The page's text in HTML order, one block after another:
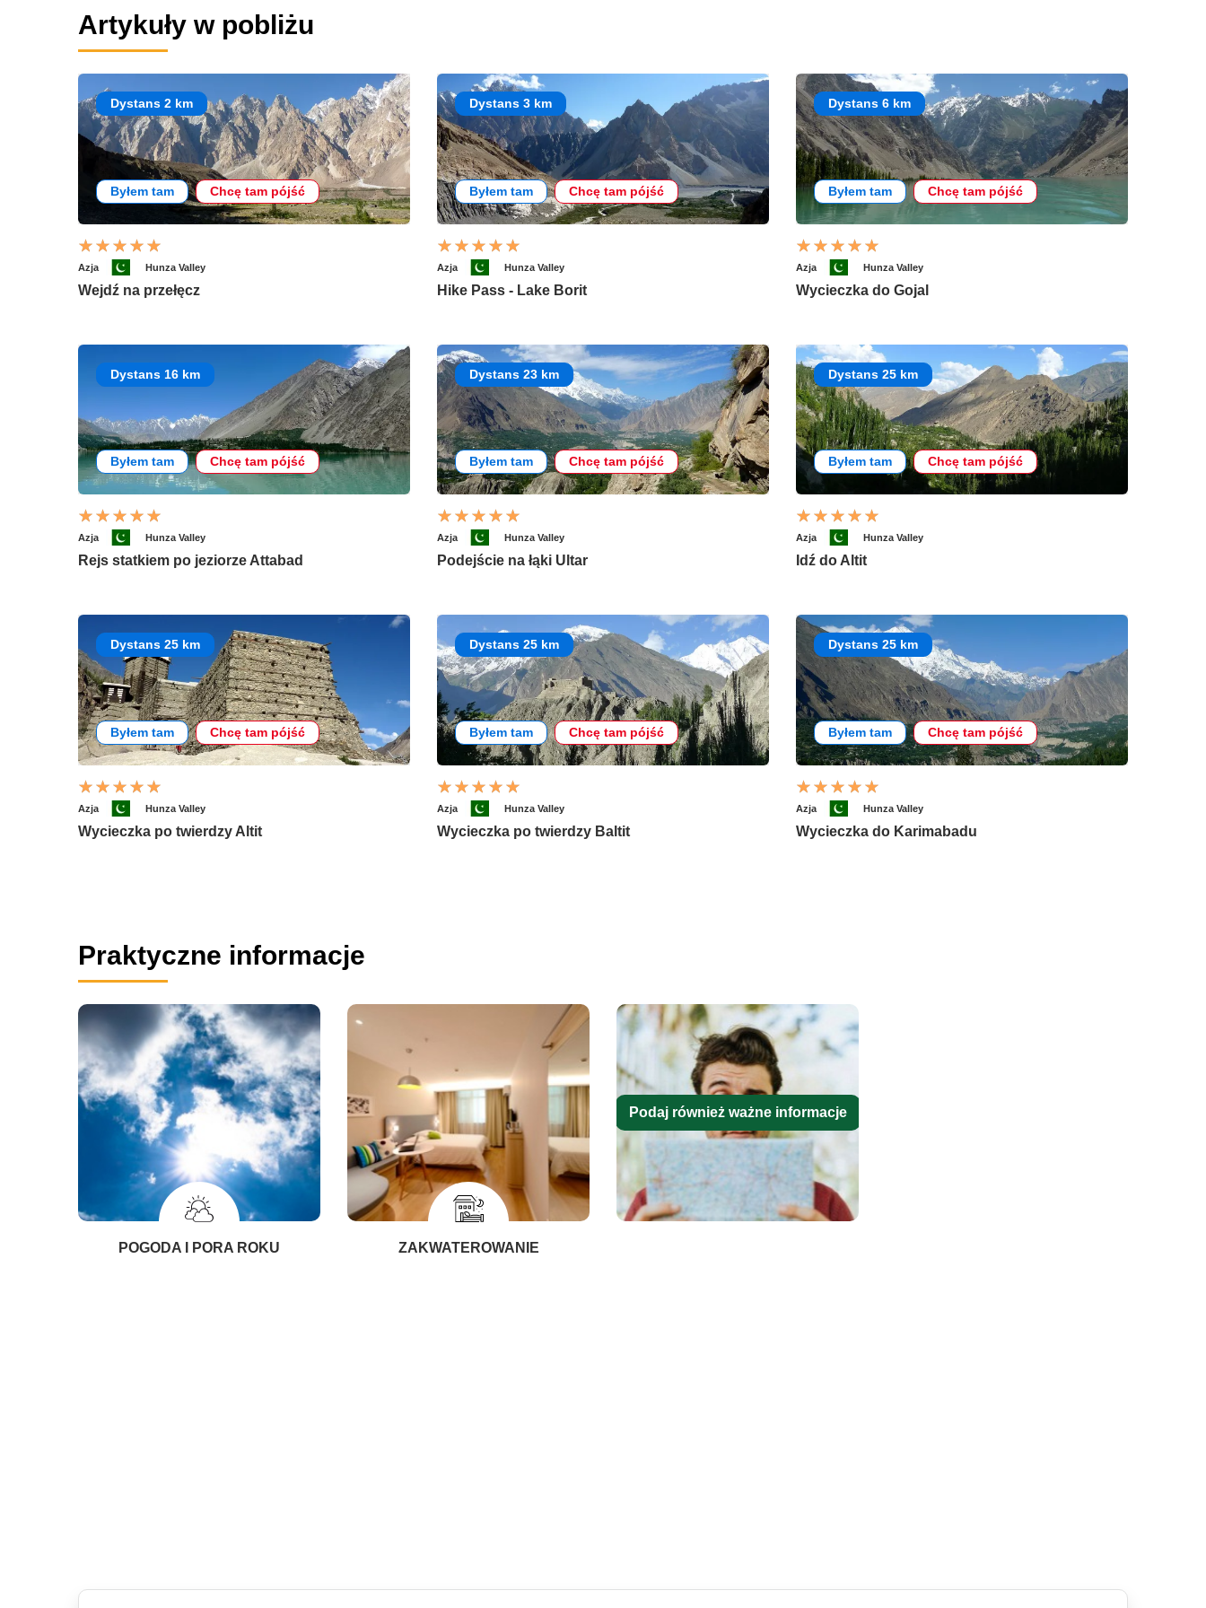
Artykuły w pobliżu
Dystans 2 km
Byłem tam Chcę tam pójść
Azja Hunza Valley
Wejdź na przełęcz
Dystans 3 km
Byłem tam Chcę tam pójść
Azja Hunza Valley
Hike Pass - Lake Borit
Dystans 6 km
Byłem tam Chcę tam pójść
Azja Hunza Valley
Wycieczka do Gojal
Dystans 16 km
Byłem tam Chcę tam pójść
Azja Hunza Valley
Rejs statkiem po jeziorze Attabad
Dystans 23 km
Byłem tam Chcę tam pójść
Azja Hunza Valley
Podejście na łąki Ultar
Dystans 25 km
Byłem tam Chcę tam pójść
Azja Hunza Valley
Idź do Altit
Dystans 25 km
Byłem tam Chcę tam pójść
Azja Hunza Valley
Wycieczka po twierdzy Altit
Dystans 25 km
Byłem tam Chcę tam pójść
Azja Hunza Valley
Wycieczka po twierdzy Baltit
Dystans 25 km
Byłem tam Chcę tam pójść
Azja Hunza Valley
Wycieczka do Karimabadu
Praktyczne informacje
POGODA I PORA ROKU ZAKWATEROWANIE
Podaj również ważne informacje